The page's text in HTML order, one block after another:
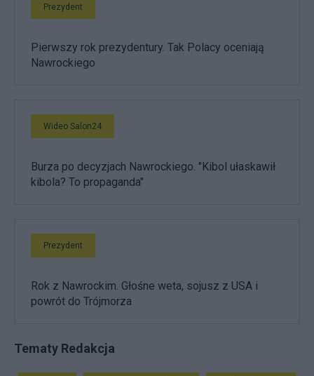
Prezydent
Pierwszy rok prezydentury. Tak Polacy oceniają
Nawrockiego
Wideo Salon24
Burza po decyzjach Nawrockiego. "Kibol ułaskawił
kibola? To propaganda"
Prezydent
Rok z Nawrockim. Głośne weta, sojusz z USA i
powrót do Trójmorza
Tematy Redakcja